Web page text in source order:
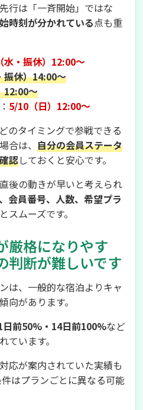
行は「一斉開始」ではな
時刻が分かれている点も重
水・振休）12:00〜
振休）14:00〜
12:00〜
： 5/10（日）12:00〜
のタイミングで参戦できる
合は、 自分の会員ステータ
認しておくと安心です。
後の動きが早いと考えられ
会員番号、人数、希望プラ
スムーズです。
厳格になりやす
判断が難しいです
は、一般的な宿泊よりキャ
向があります。
日前50%・14日前100%など
ています。
応が案内されていた実績も
はプランごとに異なる可能